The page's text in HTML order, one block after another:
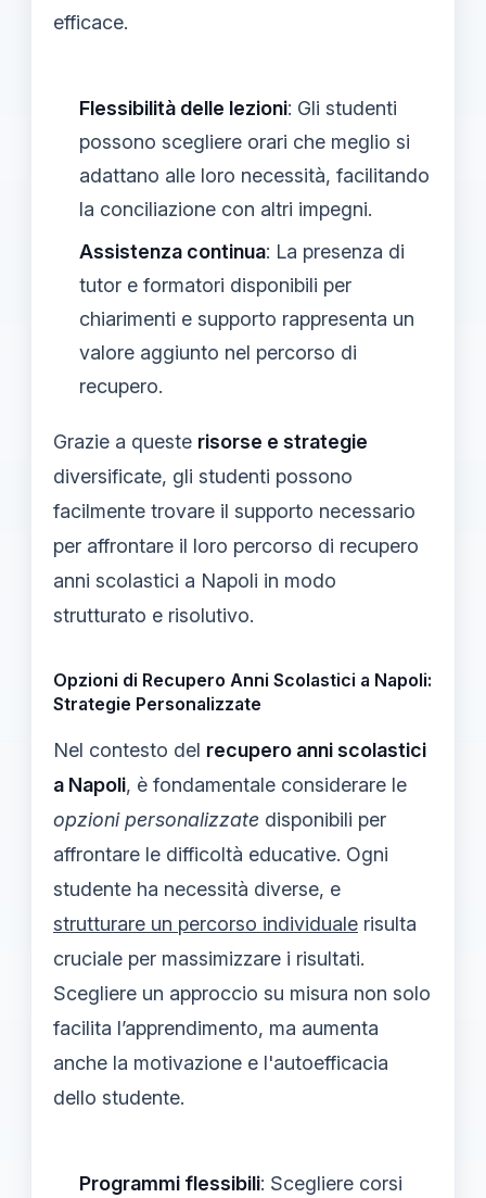
efficace.
Flessibilità delle lezioni: Gli studenti
possono scegliere orari che meglio si
adattano alle loro necessità, facilitando
la conciliazione con altri impegni.
Assistenza continua: La presenza di
tutor e formatori disponibili per
chiarimenti e supporto rappresenta un
valore aggiunto nel percorso di
recupero.
Grazie a queste risorse e strategie
diversificate, gli studenti possono
facilmente trovare il supporto necessario
per affrontare il loro percorso di recupero
anni scolastici a Napoli in modo
strutturato e risolutivo.
Opzioni di Recupero Anni Scolastici a Napoli:
Strategie Personalizzate
Nel contesto del recupero anni scolastici
a Napoli, è fondamentale considerare le
opzioni personalizzate disponibili per
affrontare le difficoltà educative. Ogni
studente ha necessità diverse, e
strutturare un percorso individuale risulta
cruciale per massimizzare i risultati.
Scegliere un approccio su misura non solo
facilita l’apprendimento, ma aumenta
anche la motivazione e l'autoefficacia
dello studente.
Programmi flessibili: Scegliere corsi